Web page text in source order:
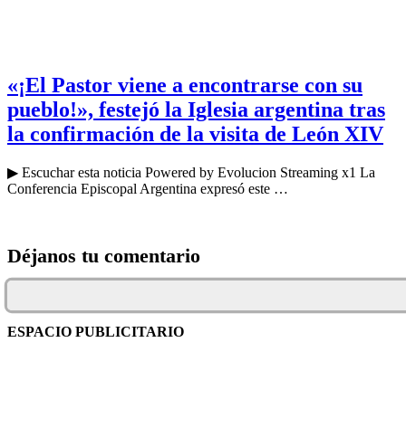
«¡El Pastor viene a encontrarse con su
pueblo!», festejó la Iglesia argentina tras
la confirmación de la visita de León XIV
▶ Escuchar esta noticia Powered by Evolucion Streaming x1 La
Conferencia Episcopal Argentina expresó este …
Déjanos tu comentario
ESPACIO PUBLICITARIO